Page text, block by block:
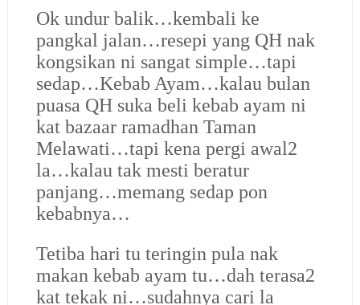
Ok undur balik…kembali ke
pangkal jalan…resepi yang QH nak
kongsikan ni sangat simple…tapi
sedap…Kebab Ayam…kalau bulan
puasa QH suka beli kebab ayam ni
kat bazaar ramadhan Taman
Melawati…tapi kena pergi awal2
la…kalau tak mesti beratur
panjang…memang sedap pon
kebabnya…
Tetiba hari tu teringin pula nak
makan kebab ayam tu…dah terasa2
kat tekak ni…sudahnya cari la